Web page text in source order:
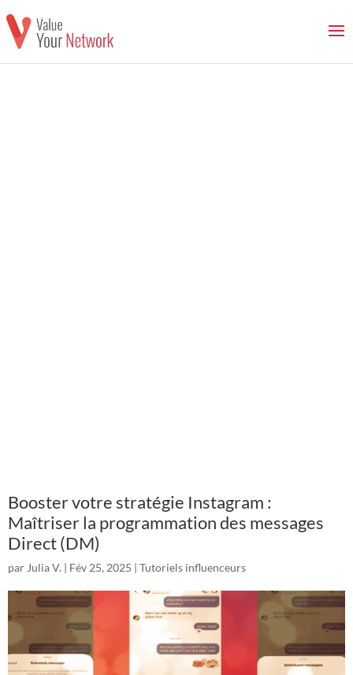
Booster votre stratégie Instagram :
Maîtriser la programmation des messages
Direct (DM)
par Julia V. | Fév 25, 2025 | Tutoriels influenceurs